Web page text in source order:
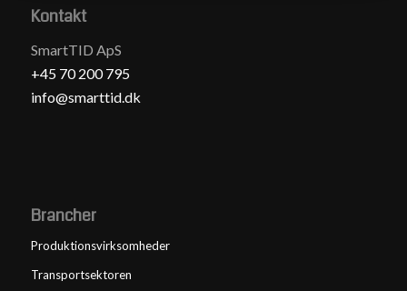
Kontakt
SmartTID ApS
+45 70 200 795
info@smarttid.dk
Brancher
Produktionsvirksomheder
Transportsektoren